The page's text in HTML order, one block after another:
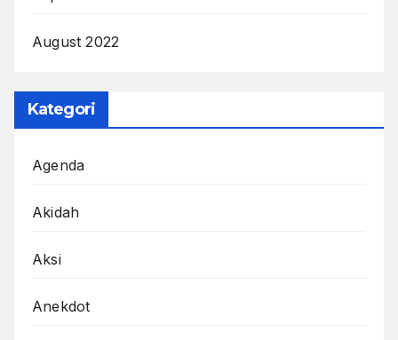
August 2022
Kategori
Agenda
Akidah
Aksi
Anekdot